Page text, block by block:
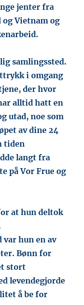
jenter fra
Vietnam og
samlingssted.
i omgang
der hvor
alltid hatt en
utad, noe som
av dine 24
tiden
langt fra
på Vor Frue og
at hun deltok
var hun en av
Bønn for
stort
levendegjorde
å be for